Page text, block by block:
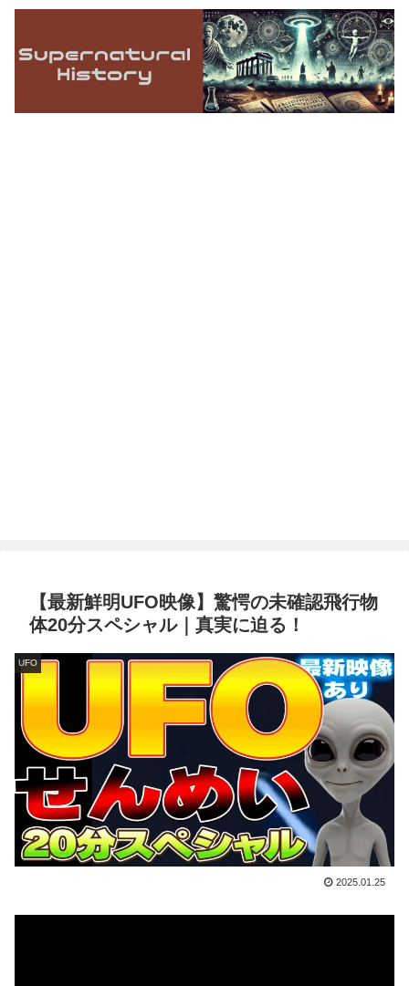
【最新鮮明UFO映像】驚愕の未確認飛行物
体20分スペシャル｜真実に迫る！
UFO
2025.01.25